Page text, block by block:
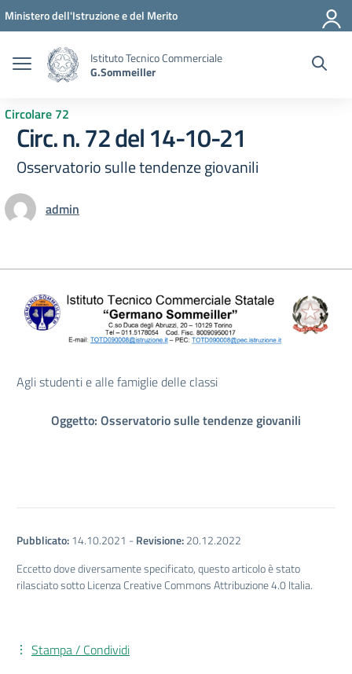
Vai ai contenuti
Vai al menu di navigazione
Vai al footer
Ministero dell'Istruzione e del Merito
Istituto Tecnico Commerciale
G.Sommeiller
Circolare 72
Circ. n. 72 del 14-10-21
Osservatorio sulle tendenze giovanili
admin
Agli studenti e alle famiglie delle classi
Oggetto: Osservatorio sulle tendenze giovanili
Pubblicato:14.10.2021 -Revisione:20.12.2022
Eccetto dove diversamente specificato, questo articolo è stato
rilasciato sotto Licenza Creative Commons Attribuzione 4.0 Italia.
Stampa / Condividi